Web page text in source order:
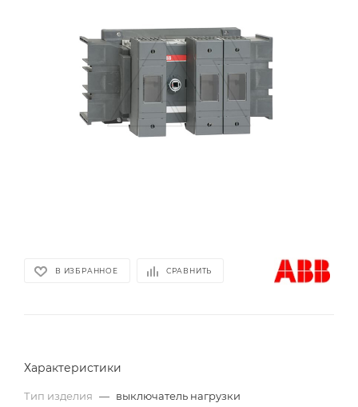
В ИЗБРАННОЕ СРАВНИТЬ
Характеристики
Тип изделия — выключатель нагрузки